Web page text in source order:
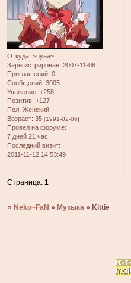
Откуда: ~nyaa~
Зарегистрирован: 2007-11-06
Приглашений: 0
Сообщений: 3005
Уважение: +258
Позитив: +127
Пол: Женский
Возраст: 35 [1991-02-06]
Провел на форуме:
7 дней 21 час
Последний визит:
2011-11-12 14:53:49
Страница:1
»Neko~FaN »Музыка »Kittie